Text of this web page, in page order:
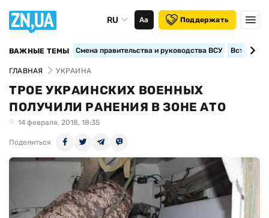
RU Аа Поддержать
ВАЖНЫЕ ТЕМЫ Смена правительства и руководства ВСУ
ГЛАВНАЯ УКРАИНА
ТРОЕ УКРАИНСКИХ ВОЕННЫХ
ПОЛУЧИЛИ РАНЕНИЯ В ЗОНЕ АТО
14 февраля, 2018, 18:35
Поделиться